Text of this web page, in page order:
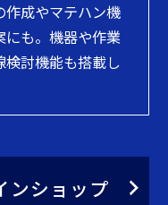
作成やマテハン機
にも。機器や作業
検討機能も搭載し
ンショップ